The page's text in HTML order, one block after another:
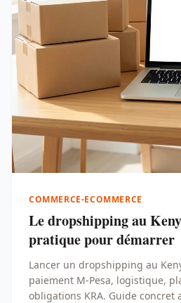
COMMERCE-ECOMMERCE
Le dropshipping au
pratique pour démarrer
Lancer un dropshipping au
paiement M-Pesa, logistique,
obligations KRA. Guide concret